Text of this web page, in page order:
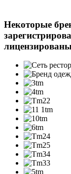
Некоторые